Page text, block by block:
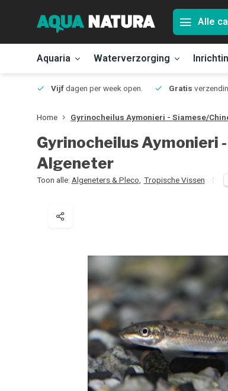
Alle
Aquaria Waterverzorging
Vijfdagen per week open. Gratis
Home Gyrinocheilus Aymonieri - Siamese/
Gyrinocheilus Aymonieri
Algeneter
Toon alle: Algeneters & Pleco Tropische Vissen